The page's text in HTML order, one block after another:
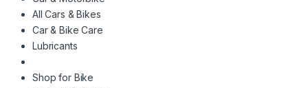
All Cars & Bikes
Car & Bike Care
Lubricants
Shop for Bike